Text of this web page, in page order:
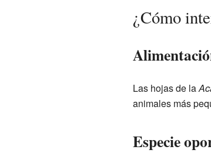
¿Cómo
Las hojas de la
animales más
Especie